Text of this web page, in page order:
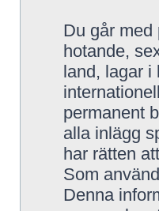
Du går med
hotande,
land, lagar i
permanent
alla inlägg
har rätten
Som
Denna